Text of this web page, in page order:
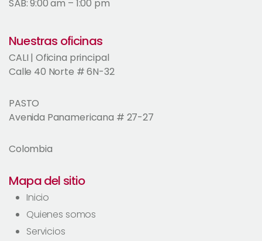
SÁB: 9:00 am – 1:00 pm
Nuestras oficinas
CALI | Oficina principal
Calle 40 Norte # 6N-32
PASTO
Avenida Panamericana # 27-27
Colombia
Mapa del sitio
Inicio
Quienes somos
Servicios